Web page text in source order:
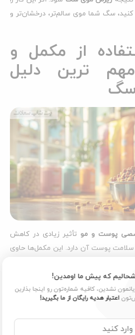
کنید، سگ شما موی سالم‌تر، درخشان‌تر و
از مکمل و
مهم ترین دلیل
سگ
پوست و مو تأثیر زیادی در کاهش
پوست آن دارد. این مکمل‌ها حاوی
استحکام مو کمک می‌کنند. محصولاتی
تاپ تن سگ بیفار،روغن ماهی غنی از
مخصوص سگ، گزینه‌های بسیار
مو هستند. این مواد باعث بهبود بافت
فولیکول‌های مو می‌شوند. با استفاده
که پیش ما اومدین!
نشدین، کافیه شماره‌تون رو اینجا بذارین
اعتبار هدیه رایگان از ما بگیرید!